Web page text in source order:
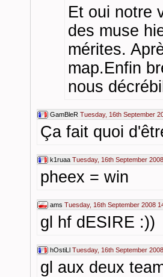
Et oui notre
des muse
mérites.
map.Enfin
nous
GamBleR Tuesday, 16th September
Ça fait quoi
k1ruaa Tuesday, 16th September
pheex = win
ams Tuesday, 16th September 2008
gl hf dESIRE :))
hOstiLl Tuesday, 16th September
gl aux deux